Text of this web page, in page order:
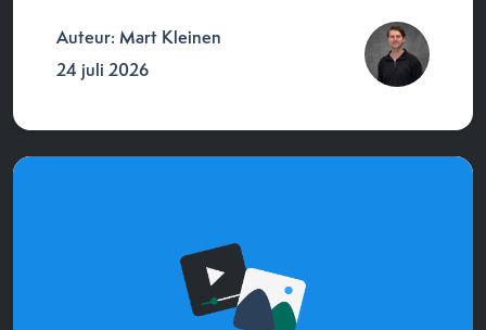
Auteur: Mart Kleinen
24 juli 2026